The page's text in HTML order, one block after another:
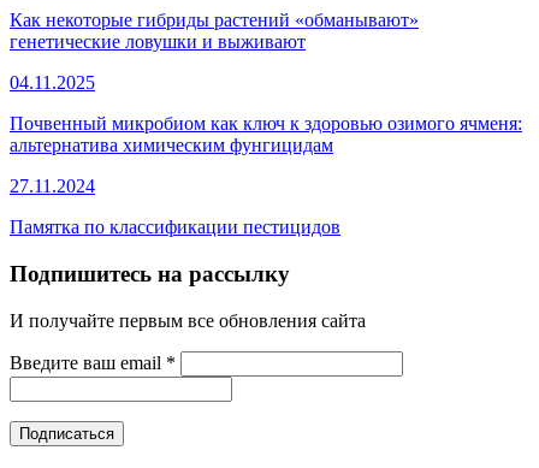
Как некоторые гибриды растений «обманывают»
генетические ловушки и выживают
04.11.2025
Почвенный микробиом как ключ к здоровью озимого ячменя:
альтернатива химическим фунгицидам
27.11.2024
Памятка по классификации пестицидов
Подпишитесь на рассылку
И получайте первым все обновления сайта
Введите ваш email *